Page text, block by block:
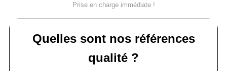
Prise en charge immédiate !
Quelles sont nos références
qualité ?